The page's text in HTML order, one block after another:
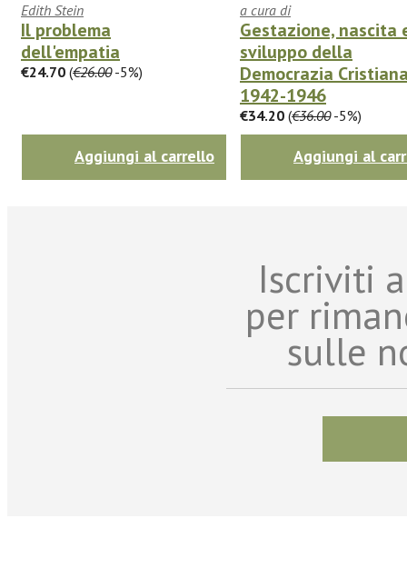
Edith Stein
Il problema
dell'empatia
€24.70 (€26.00-5%)
Aggiungi al carrello
a cura di
Gestazione, nascita
sviluppo della
Democrazia
1942-1946
€34.20 (€36.00-5%)
Aggiungi al
Iscriviti
per
sulle